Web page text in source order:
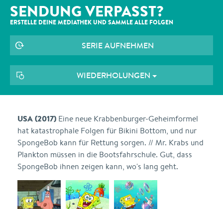
SENDUNG VERPASST?
ERSTELLE DEINE MEDIATHEK UND SAMMLE ALLE FOLGEN
SERIE AUFNEHMEN
WIEDERHOLUNGEN
USA (2017) Eine neue Krabbenburger-Geheimformel
hat katastrophale Folgen für Bikini Bottom, und nur
SpongeBob kann für Rettung sorgen. // Mr. Krabs und
Plankton müssen in die Bootsfahrschule. Gut, dass
SpongeBob ihnen zeigen kann, wo's lang geht.